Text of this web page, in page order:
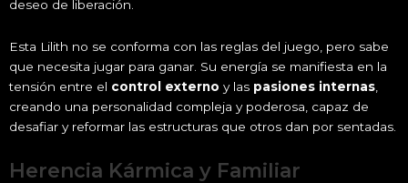
deseo de liberación.
Esta Lilith no se conforma con las reglas del juego, pero sabe
que necesita jugar para ganar. Su energía se manifiesta en la
tensión entre el control externo y las pasiones internas
creando una personalidad compleja y poderosa, capaz de
desafiar y reformar las estructuras que otros dan por sentadas.
Herencia Kármica y Familiar